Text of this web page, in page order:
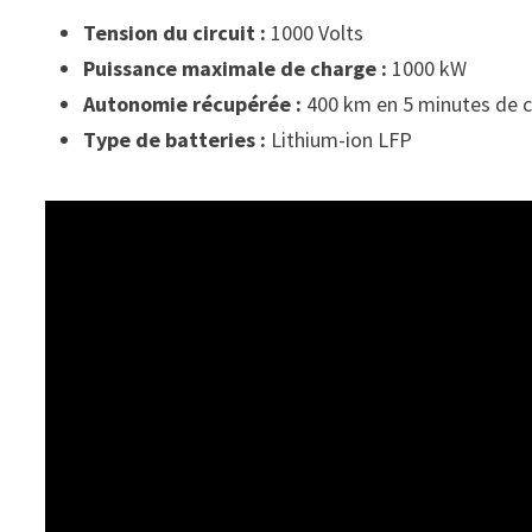
Tension du circuit : 1000 Volts
Puissance maximale de charge : 1000 kW
Autonomie récupérée : 400 km en 5 minutes de
Type de batteries : Lithium-ion LFP